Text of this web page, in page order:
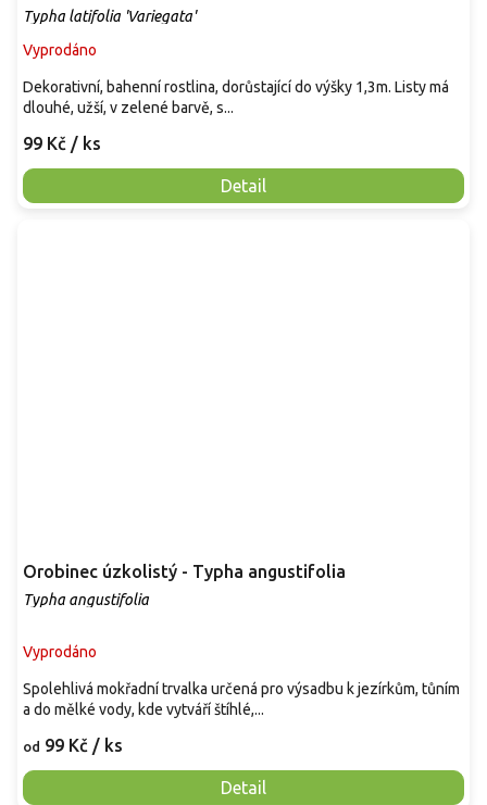
Typha latifolia 'Variegata'
Vyprodáno
99 Kč / ks
Detail
Dekorativní, bahenní rostlina, dorůstající do výšky 1,3m. Listy má
dlouhé, užší, v zelené barvě, s...
Orobinec úzkolistý - Typha angustifolia
Typha angustifolia
Vyprodáno
od 99 Kč / ks
Detail
Spolehlivá mokřadní trvalka určená pro výsadbu k jezírkům, tůním
a do mělké vody, kde vytváří štíhlé,...